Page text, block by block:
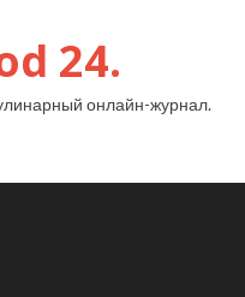
24.
онлайн-журнал.